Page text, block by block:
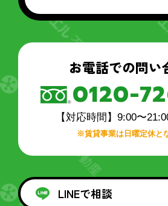
お電話での問い
0120-
【対応時間】9:00〜
※賃貸事業は日曜定休と
LINEで相談